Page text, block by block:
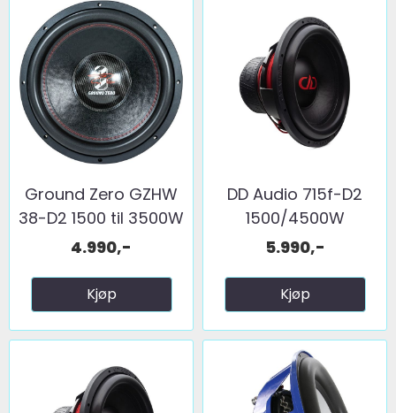
Ground Zero GZHW
38-D2 1500 til 3500W
...
4.990,-
Kjøp
DD Audio 715f-D2
1500/4500W
5.990,-
Kjøp